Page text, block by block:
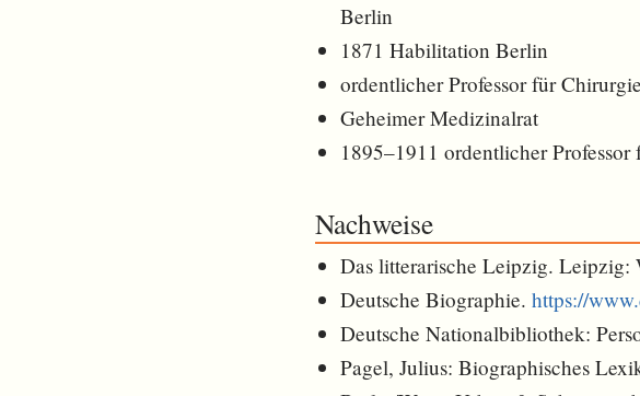
Berlin
1871 Habilitation Berlin
ordentlicher Professor für
Geheimer Medizinalrat
1895–1911 ordentlicher
Nachweise
Das litterarische Leipzig. Leipzig:
Deutsche Biographie.https://
Deutsche Nationalbibliothek:
Pagel, Julius: Biographisches